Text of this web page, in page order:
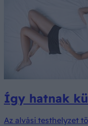
Így hatnak
Az alvási testhelyzet